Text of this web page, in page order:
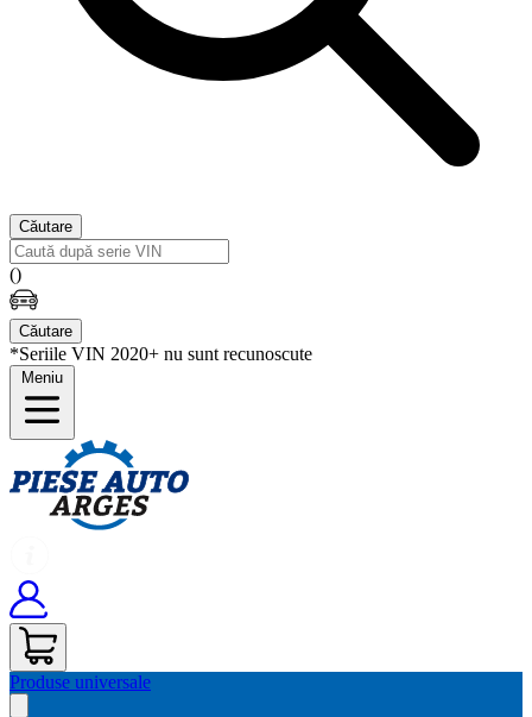
Căutare
()
Căutare
*Seriile VIN 2020+ nu sunt recunoscute
Meniu
Produse universale